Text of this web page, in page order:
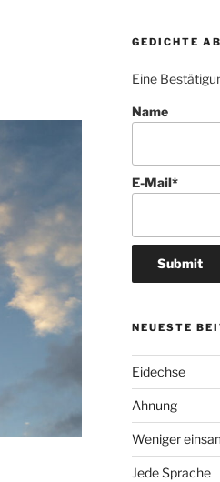
GEDICHTE
Eine
Name
E-Mail*
NEUESTE
Eidechse
Ahnung
Weniger
Jede Sprache